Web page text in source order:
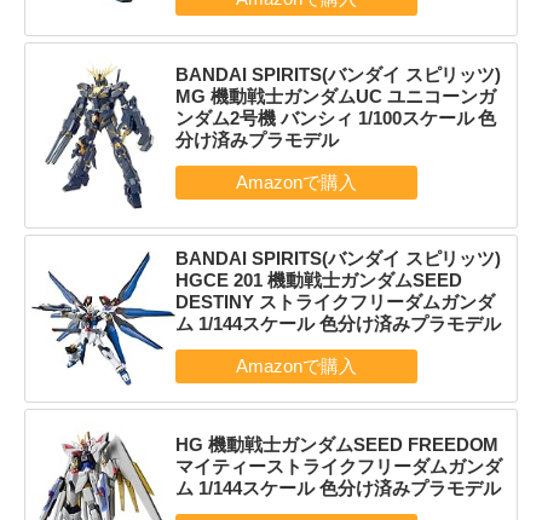
BANDAI SPIRITS(バンダイ スピリッツ)
MG 機動戦士ガンダムUC ユニコーンガ
ンダム2号機 バンシィ 1/100スケール 色
分け済みプラモデル
BANDAI SPIRITS(バンダイ スピリッツ)
HGCE 201 機動戦士ガンダムSEED
DESTINY ストライクフリーダムガンダ
ム 1/144スケール 色分け済みプラモデル
HG 機動戦士ガンダムSEED FREEDOM
マイティーストライクフリーダムガンダ
ム 1/144スケール 色分け済みプラモデル